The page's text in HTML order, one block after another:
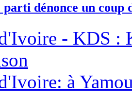
dénonce un coup
- KDS :
à